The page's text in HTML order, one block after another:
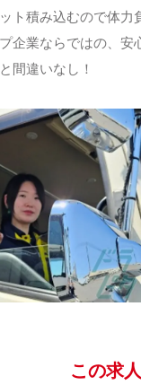
ト積み込むので体
企業ならではの、
間違いなし！
この求